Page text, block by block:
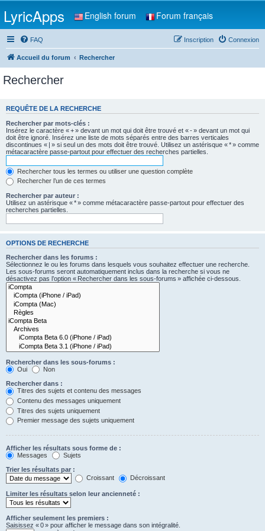
LyricApps English forum Forum français
FAQ Connexion
Inscription
Accueil du forum Rechercher
Rechercher
REQUÊTE DE LA RECHERCHE
Rechercher par mots-clés :
Insérez le caractère « + » devant un mot qui doit être trouvé et « - » devant un mot qui
doit être ignoré. Insérez une liste de mots séparés entre des barres verticales
discontinues « | » si seul un des mots doit être trouvé. Utilisez un astérisque « * » comme
métacaractère passe-partout pour effectuer des recherches partielles.
Rechercher tous les termes ou utiliser une question complète
Rechercher l’un de ces termes
Rechercher par auteur :
Utilisez un astérisque « * » comme métacaractère passe-partout pour effectuer des
recherches partielles.
OPTIONS DE RECHERCHE
Rechercher dans les forums :
Sélectionnez le ou les forums dans lesquels vous souhaitez effectuer une recherche.
Les sous-forums seront automatiquement inclus dans la recherche si vous ne
désactivez pas l’option « Rechercher dans les sous-forums » affichée ci-dessous.
Rechercher dans les sous-forums :
Oui
Non
Rechercher dans :
Titres des sujets et contenu des messages
Contenu des messages uniquement
Titres des sujets uniquement
Premier message des sujets uniquement
Afficher les résultats sous forme de :
Messages
Sujets
Trier les résultats par :
Croissant
Décroissant
Limiter les résultats selon leur ancienneté :
Afficher seulement les premiers :
Saisissez « 0 » pour afficher le message dans son intégralité.